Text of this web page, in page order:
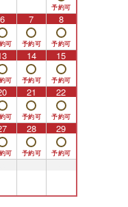
6 7 8
14 15
21 22
28 29